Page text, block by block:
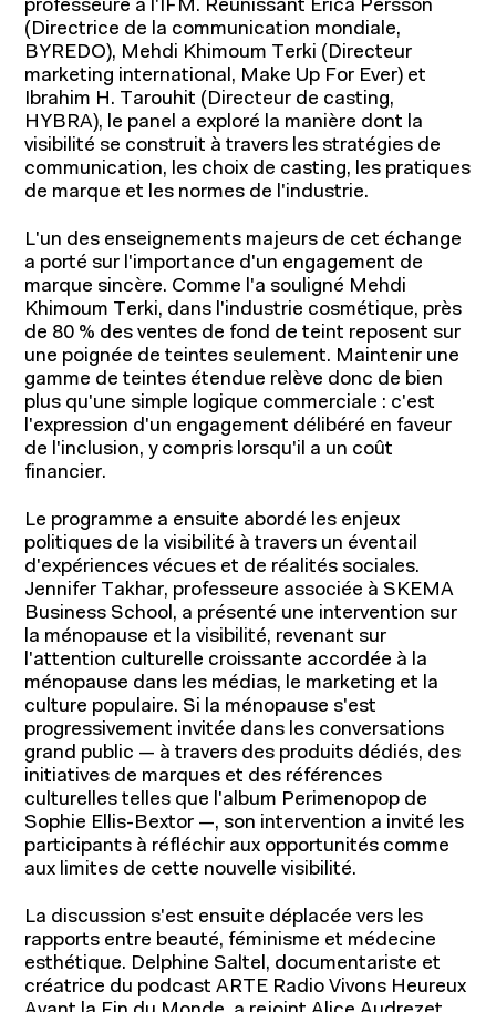
Programmes pour étudiants
Programmes pour professionnels
Recherche et expertise
professeure à l'IFM. Réunissant Erica Persson
(Directrice de la communication mondiale,
BYREDO), Mehdi Khimoum Terki (Directeur
marketing international, Make Up For Ever) et
Ibrahim H. Tarouhit (Directeur de casting,
HYBRA), le panel a exploré la manière dont la
visibilité se construit à travers les stratégies de
communication, les choix de casting, les pratiques
de marque et les normes de l'industrie.
L'un des enseignements majeurs de cet échange
a porté sur l'importance d'un engagement de
marque sincère. Comme l'a souligné Mehdi
Khimoum Terki, dans l'industrie cosmétique, près
de 80 % des ventes de fond de teint reposent sur
une poignée de teintes seulement. Maintenir une
gamme de teintes étendue relève donc de bien
plus qu'une simple logique commerciale : c'est
l'expression d'un engagement délibéré en faveur
de l'inclusion, y compris lorsqu'il a un coût
financier.
Le programme a ensuite abordé les enjeux
politiques de la visibilité à travers un éventail
d'expériences vécues et de réalités sociales.
Jennifer Takhar, professeure associée à SKEMA
Business School, a présenté une intervention sur
la ménopause et la visibilité, revenant sur
l'attention culturelle croissante accordée à la
ménopause dans les médias, le marketing et la
culture populaire. Si la ménopause s'est
progressivement invitée dans les conversations
grand public — à travers des produits dédiés, des
initiatives de marques et des références
culturelles telles que l'album Perimenopop de
Sophie Ellis-Bextor —, son intervention a invité les
participants à réfléchir aux opportunités comme
aux limites de cette nouvelle visibilité.
La discussion s'est ensuite déplacée vers les
rapports entre beauté, féminisme et médecine
esthétique. Delphine Saltel, documentariste et
créatrice du podcast ARTE Radio Vivons Heureux